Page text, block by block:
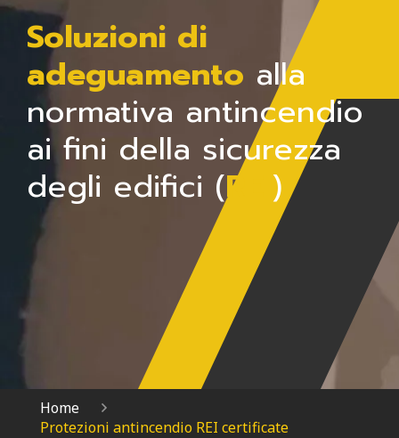
Soluzioni di
adeguamento alla
normativa antincendio
ai fini della sicurezza
degli edifici (REI )
Home
Protezioni antincendio REI certificate